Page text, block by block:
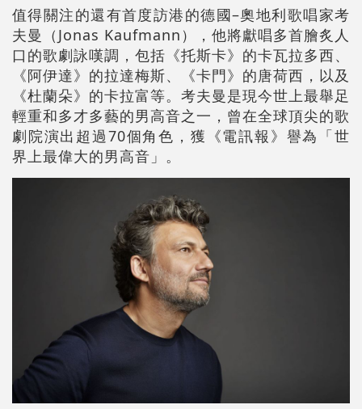
值得關注的還有首度訪港的德國–奧地利歌唱家考
夫曼（Jonas Kaufmann），他將獻唱多首膾炙人
口的歌劇詠嘆調，包括《托斯卡》的卡瓦拉多西、
《阿伊達》的拉達梅斯、《卡門》的唐荷西，以及
《杜蘭朵》的卡拉富等。考夫曼是現今世上最舉足
輕重和多才多藝的男高音之一，曾在全球頂尖的歌
劇院演出超過70個角色，獲《電訊報》譽為「世
界上最偉大的男高音」。